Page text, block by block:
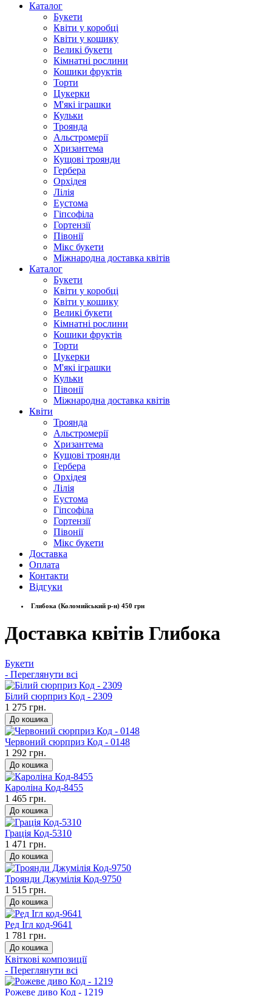
Каталог
Букети
Квіти у коробці
Квіти у кошику
Великі букети
Кімнатні рослини
Кошики фруктів
Торти
Цукерки
М'які іграшки
Кульки
Троянда
Альстромерії
Хризантема
Кущові троянди
Гербера
Орхідея
Лілія
Еустома
Гіпсофіла
Гортензії
Півонії
Мікс букети
Міжнародна доставка квітів
Каталог
Букети
Квіти у коробці
Квіти у кошику
Великі букети
Кімнатні рослини
Кошики фруктів
Торти
Цукерки
М'які іграшки
Кульки
Півонії
Міжнародна доставка квітів
Квіти
Троянда
Альстромерії
Хризантема
Кущові троянди
Гербера
Орхідея
Лілія
Еустома
Гіпсофіла
Гортензії
Півонії
Мікс букети
Доставка
Оплата
Контакти
Відгуки
Глибока (Коломийський р-н) 450 грн
Доставка квітів Глибока
Букети
- Переглянути всі
Білий сюрприз Код - 2309
1 275 грн.
До кошика
Червоний сюрприз Код - 0148
1 292 грн.
До кошика
Кароліна Код-8455
1 465 грн.
До кошика
Грація Код-5310
1 471 грн.
До кошика
Троянди Джумілія Код-9750
1 515 грн.
До кошика
Ред Ігл код-9641
1 781 грн.
До кошика
Квіткові композиції
- Переглянути всі
Рожеве диво Код - 1219